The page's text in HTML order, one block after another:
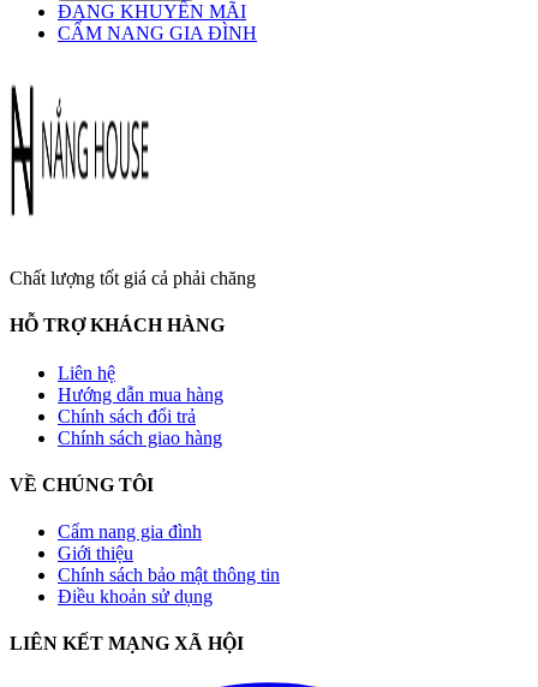
ĐANG KHUYẾN MÃI
CẨM NANG GIA ĐÌNH
Chất lượng tốt giá cả phải chăng
HỖ TRỢ KHÁCH HÀNG
Liên hệ
Hướng dẫn mua hàng
Chính sách đổi trả
Chính sách giao hàng
VỀ CHÚNG TÔI
Cẩm nang gia đình
Giới thiệu
Chính sách bảo mật thông tin
Điều khoản sử dụng
LIÊN KẾT MẠNG XÃ HỘI